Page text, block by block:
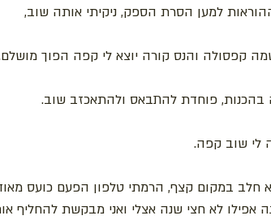
למען הסרת הספק, ניקיתי אותה שוב,
קפסולה והנס קורה יוצא לי קפה הפוך
פוחדת להתבאס ולהתאכזב שוב.
לי שוב קפה.
חלב במקום קצף, הרמתי טלפון הפעם כועס
לא חצי שנה אצלי ואני מבקשת להחליף